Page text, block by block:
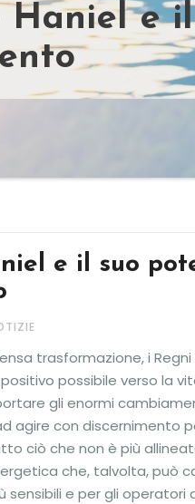
Haniel e
e il suo
trasformazione, i
possibile verso la
gli enormi
agire con discernimento
ciò che non è più
che, talvolta, può
e per gli operatori